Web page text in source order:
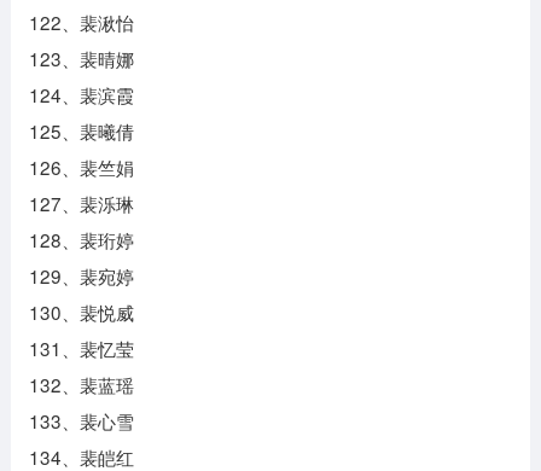
122、裴湫怡
123、裴晴娜
124、裴滨霞
125、裴曦倩
126、裴竺娟
127、裴泺琳
128、裴珩婷
129、裴宛婷
130、裴悦威
131、裴忆莹
132、裴蓝瑶
133、裴心雪
134、裴皑红